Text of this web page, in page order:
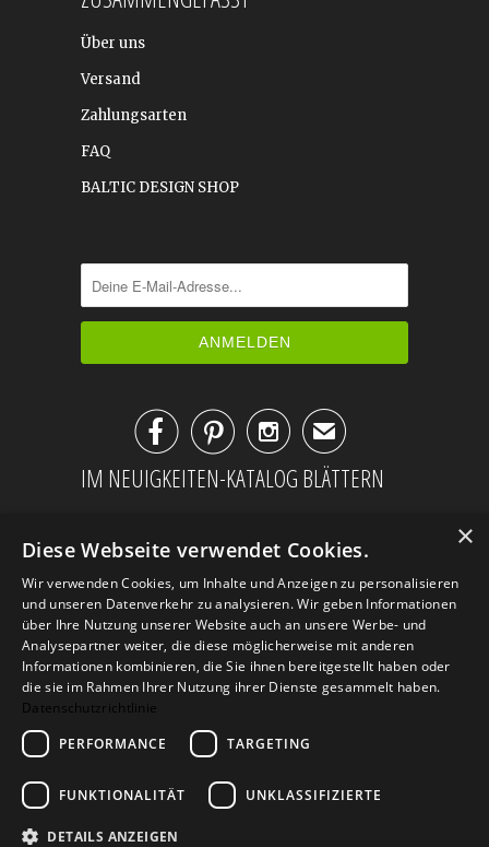
Über uns
Versand
Zahlungsarten
FAQ
BALTIC DESIGN SHOP
✉
IM NEUIGKEITEN-KATALOG BLÄTTERN
AGB Datenschutz
Impressum
Kontakt
© 2026Design Geschenke
×
Diese Webseite verwendet Cookies.
Wir verwenden Cookies, um Inhalte und Anzeigen zu personalisieren
und unseren Datenverkehr zu analysieren. Wir geben Informationen
über Ihre Nutzung unserer Website auch an unsere Werbe- und
Analysepartner weiter, die diese möglicherweise mit anderen
Informationen kombinieren, die Sie ihnen bereitgestellt haben oder
die sie im Rahmen Ihrer Nutzung ihrer Dienste gesammelt haben.
Datenschutzrichtlinie
PERFORMANCE
TARGETING
FUNKTIONALITÄT UNKLASSIFIZIERTE
DETAILS ANZEIGEN